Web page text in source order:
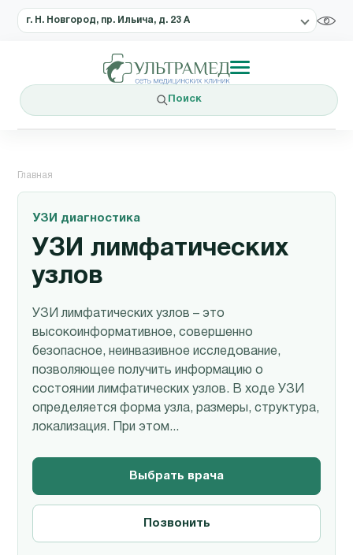
г. Н. Новгород, пр. Ильича, д. 23 А
Поиск
Главная
УЗИ диагностика
УЗИ лимфатических
узлов
УЗИ лимфатических узлов – это
высокоинформативное, совершенно
безопасное, неинвазивное исследование,
позволяющее получить информацию о
состоянии лимфатических узлов. В ходе УЗИ
определяется форма узла, размеры, структура,
локализация. При этом...
Выбрать врача
Позвонить